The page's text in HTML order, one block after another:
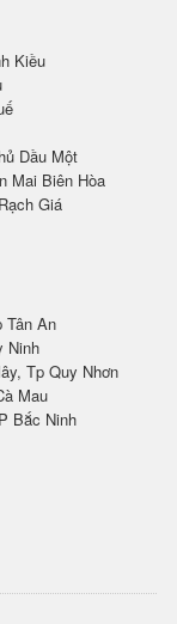
Kiều
Dầu Một
Mai Biên Hòa
Giá
Tân An
Ninh
Tp Quy Nhơn
Mau
Bắc Ninh